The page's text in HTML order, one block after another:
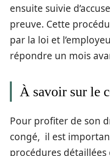
ensuite suivie
preuve. Cette
par la loi et
répondre un mois
À savoir sur le
Pour profiter de son
congé, il est
procédures